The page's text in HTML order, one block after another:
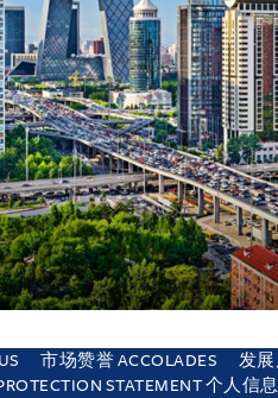
市场赞誉 ACCOLADES
发展
STATEMENT 个人信